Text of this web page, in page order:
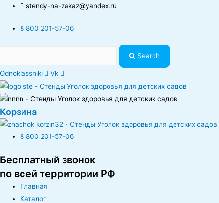
stendy-na-zakaz@yandex.ru
8 800 201-57-06
Search
Odnoklassniki Vk
Корзина
8 800 201-57-06
Бесплатный звонок
по всей территории РФ
Главная
Каталог